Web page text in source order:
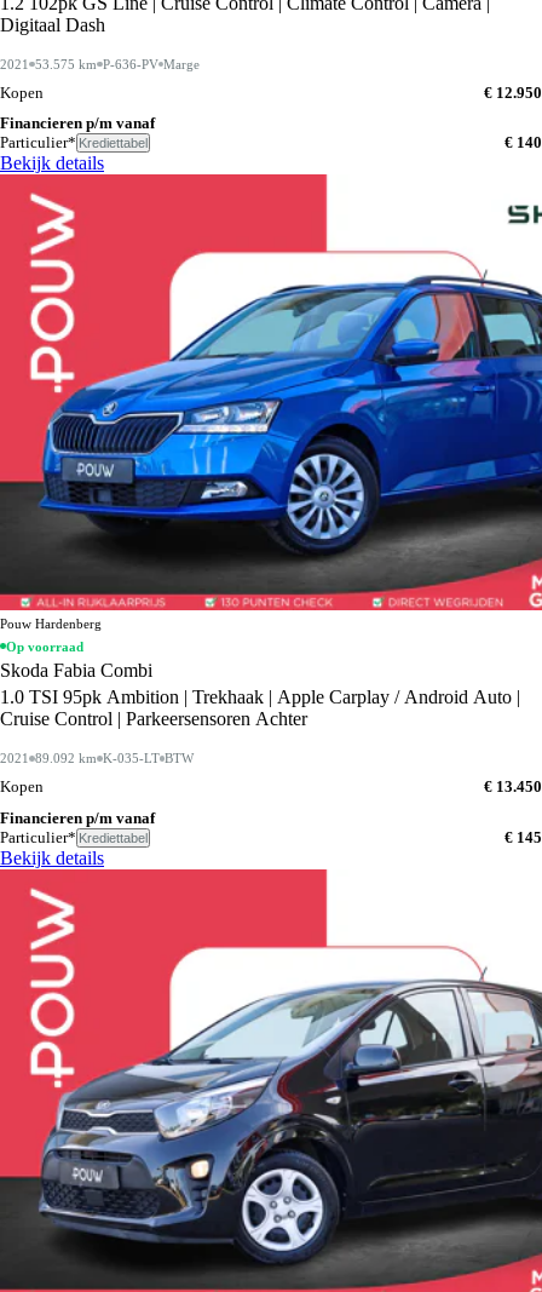
Digitaal Dash
2021 53.575 km P-636-PV Marge
Kopen
€ 12.950
Financieren p/m vanaf
Particulier* Krediettabel € 140
Bekijk details
Pouw Hardenberg
Op voorraad
Skoda Fabia Combi
1.0 TSI 95pk Ambition | Trekhaak | Apple Carplay / Android Auto |
Cruise Control | Parkeersensoren Achter
2021 89.092 km K-035-LT BTW
Kopen
€ 13.450
Financieren p/m vanaf
Particulier* Krediettabel € 145
Bekijk details